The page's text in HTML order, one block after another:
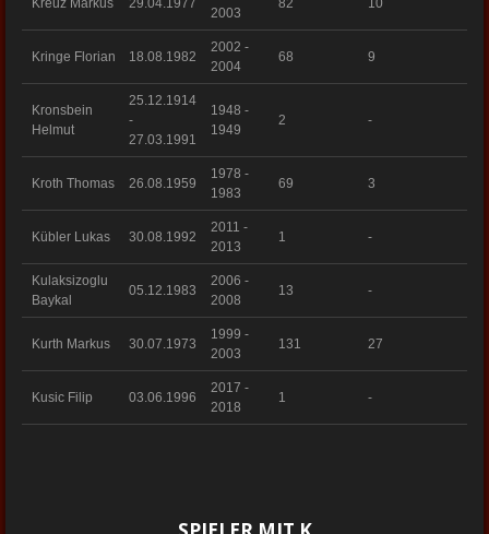
Kreuz Markus 29.04.1977
2003
82 10
Kringe Florian 18.08.1982
2002 -
2004
68 9
Kronsbein
Helmut
25.12.1914
-
27.03.1991
1948 -
1949
2 -
Kroth Thomas 26.08.1959
1978 -
1983
69 3
Kübler Lukas 30.08.1992
2011 -
2013
1 -
Kulaksizoglu
Baykal
05.12.1983
2006 -
2008
13 -
Kurth Markus 30.07.1973
1999 -
2003
131 27
Kusic Filip 03.06.1996
2017 -
2018
1 -